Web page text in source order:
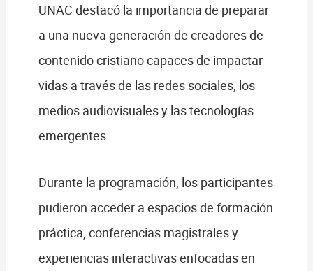
UNAC destacó la importancia de preparar
a una nueva generación de creadores de
contenido cristiano capaces de impactar
vidas a través de las redes sociales, los
medios audiovisuales y las tecnologías
emergentes.
Durante la programación, los participantes
pudieron acceder a espacios de formación
práctica, conferencias magistrales y
experiencias interactivas enfocadas en